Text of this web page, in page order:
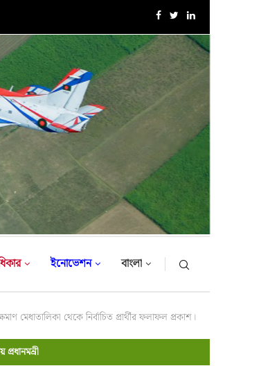
এক্সারসাইজ টাইগার লাইটনিং-২০২৬ এর উদ্বোধনী অনুষ্ঠান
ইনোভেশন বাংলা
মেধাতালিকা থেকে নির্বাচিত প্রার্থীর ফলাফল প্রকাশ।
প্রধানমন্রী